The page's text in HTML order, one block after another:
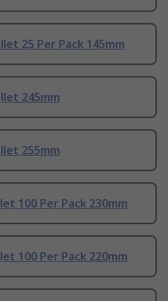
25 Per Pack 145mm
245mm
255mm
100 Per Pack 230mm
100 Per Pack 220mm